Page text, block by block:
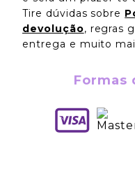
Tire dúvidas sobre
devolução, regras
entrega e muito
Formas